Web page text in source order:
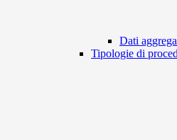
Dati
Tipologie di